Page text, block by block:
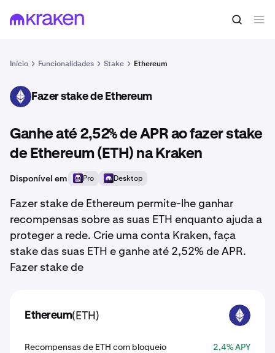
Início Funcionalidades Stake Ethereum
ETH Fazer stake de Ethereum
Ganhe até 2,52% de APR ao fazer stake
de Ethereum (ETH) na Kraken
Disponível em Pro Desktop
Fazer stake de Ethereum permite-lhe ganhar
recompensas sobre as suas ETH enquanto ajuda a
proteger a rede. Crie uma conta Kraken, faça
stake das suas ETH e ganhe até 2,52% de APR.
Fazer stake de
Ethereum(ETH) ETH
Recompensas de ETH com bloqueio
2,4% APY